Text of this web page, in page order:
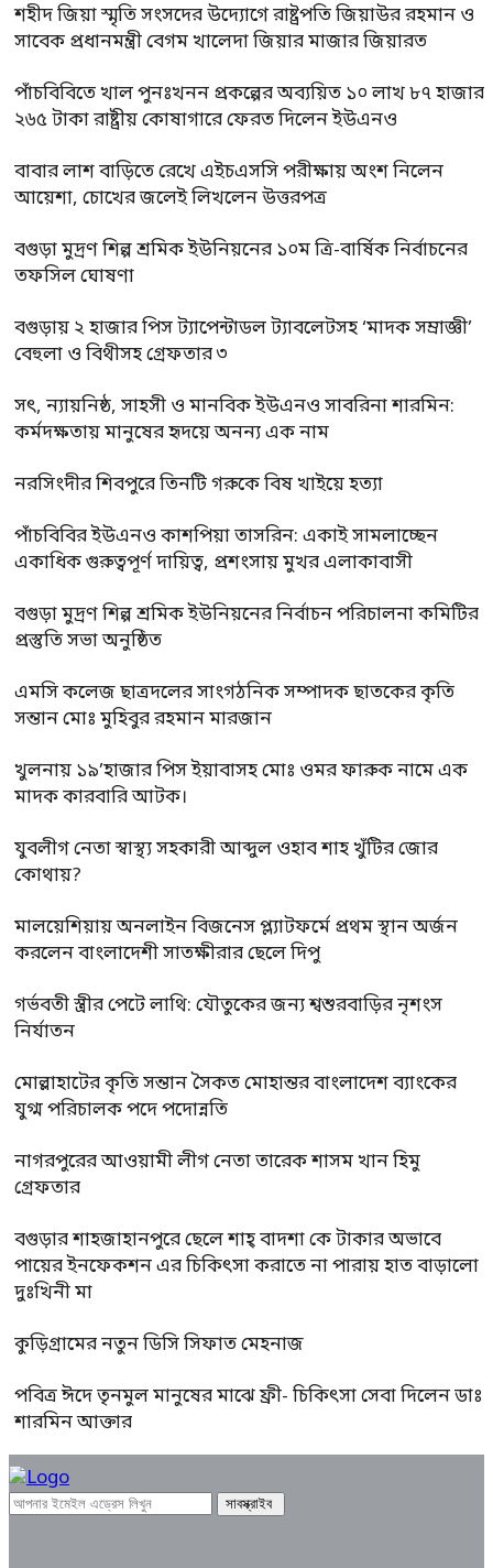
শহীদ জিয়া স্মৃতি সংসদের উদ্যোগে রাষ্ট্রপতি জিয়াউর রহমান ও
সাবেক প্রধানমন্ত্রী বেগম খালেদা জিয়ার মাজার জিয়ারত
পাঁচবিবিতে খাল পুনঃখনন প্রকল্পের অব্যয়িত ১০ লাখ ৮৭ হাজার
২৬৫ টাকা রাষ্ট্রীয় কোষাগারে ফেরত দিলেন ইউএনও
বাবার লাশ বাড়িতে রেখে এইচএসসি পরীক্ষায় অংশ নিলেন
আয়েশা, চোখের জলেই লিখলেন উত্তরপত্র
বগুড়া মুদ্রণ শিল্প শ্রমিক ইউনিয়নের ১০ম ত্রি-বার্ষিক নির্বাচনের
তফসিল ঘোষণা
বগুড়ায় ২ হাজার পিস ট্যাপেন্টাডল ট্যাবলেটসহ ‘মাদক সম্রাজ্ঞী’
বেহুলা ও বিথীসহ গ্রেফতার ৩
সৎ, ন্যায়নিষ্ঠ, সাহসী ও মানবিক ইউএনও সাবরিনা শারমিন:
কর্মদক্ষতায় মানুষের হৃদয়ে অনন্য এক নাম
নরসিংদীর শিবপুরে তিনটি গরুকে বিষ খাইয়ে হত্যা
পাঁচবিবির ইউএনও কাশপিয়া তাসরিন: একাই সামলাচ্ছেন
একাধিক গুরুত্বপূর্ণ দায়িত্ব, প্রশংসায় মুখর এলাকাবাসী
বগুড়া মুদ্রণ শিল্প শ্রমিক ইউনিয়নের নির্বাচন পরিচালনা কমিটির
প্রস্তুতি সভা অনুষ্ঠিত
এমসি কলেজ ছাত্রদলের সাংগঠনিক সম্পাদক ছাতকের কৃতি
সন্তান মোঃ মুহিবুর রহমান মারজান
খুলনায় ১৯’হাজার পিস ইয়াবাসহ মোঃ ওমর ফারুক নামে এক
মাদক কারবারি আটক।
যুবলীগ নেতা স্বাস্থ্য সহকারী আব্দুল ওহাব শাহ খুঁটির জোর
কোথায়?
মালয়েশিয়ায় অনলাইন বিজনেস প্ল্যাটফর্মে প্রথম স্থান অর্জন
করলেন বাংলাদেশী সাতক্ষীরার ছেলে দিপু
গর্ভবতী স্ত্রীর পেটে লাথি: যৌতুকের জন্য শ্বশুরবাড়ির নৃশংস
নির্যাতন
মোল্লাহাটের কৃতি সন্তান সৈকত মোহান্তর বাংলাদেশ ব্যাংকের
যুগ্ম পরিচালক পদে পদোন্নতি
নাগরপুরের আওয়ামী লীগ নেতা তারেক শাসম খান হিমু
গ্রেফতার
বগুড়ার শাহজাহানপুরে ছেলে শাহ্ বাদশা কে টাকার অভাবে
পায়ের ইনফেকশন এর চিকিৎসা করাতে না পারায় হাত বাড়ালো
দুঃখিনী মা
কুড়িগ্রামের নতুন ডিসি সিফাত মেহনাজ
পবিত্র ঈদে তৃনমুল মানুষের মাঝে ফ্রী- চিকিৎসা সেবা দিলেন ডাঃ
শারমিন আক্তার